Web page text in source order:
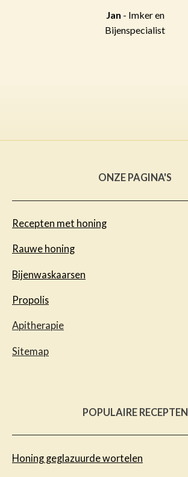
Jan - Imker en
Bijenspecialist
ONZE PAGINA'S
Recepten met honing
Rauwe honing
Bijenwaskaarsen
Propolis
Apitherapie
Sitemap
POPULAIRE RECEPTEN
Honing geglazuurde wortelen